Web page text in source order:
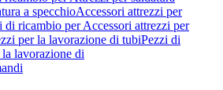
a specchioAccessori attrezzi per
di ricambio per Accessori attrezzi per
per la lavorazione di tubiPezzi di
lavorazione di